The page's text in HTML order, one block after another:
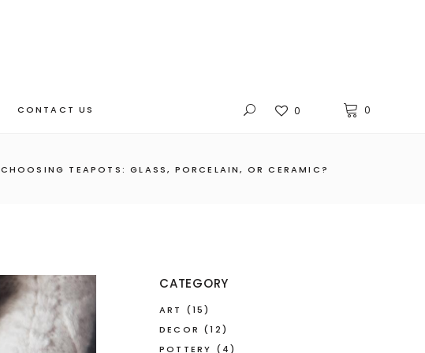
CONTACT US 0 0
CHOOSING TEAPOTS: GLASS, PORCELAIN, OR CERAMIC?
CATEGORY
ART
(15)
DECOR (12)
POTTERY (4)